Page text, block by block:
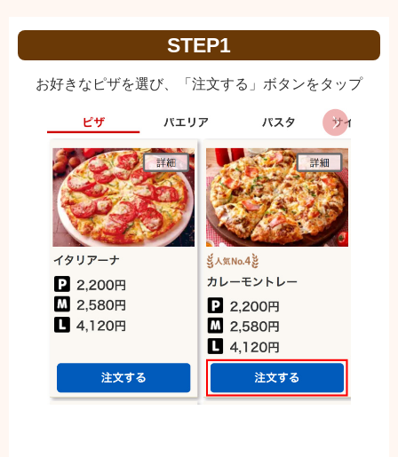
STEP1
お好きなピザを選び、「注文する」ボタンをタップ